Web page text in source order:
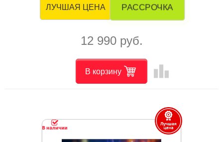
ЛУЧШАЯ ЦЕНА РАССРОЧКА
12 990 руб.
В корзину leaderboard